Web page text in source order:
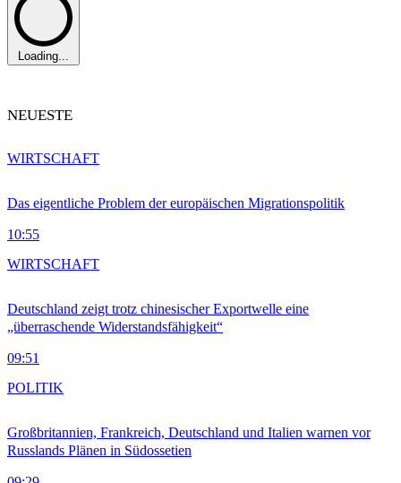
Loading...
NEUESTE
Das eigentliche Problem der europäischen Migrationspolitik
10:55
WIRTSCHAFT
Deutschland zeigt trotz chinesischer Exportwelle eine
„überraschende Widerstandsfähigkeit“
09:51
WIRTSCHAFT
Großbritannien, Frankreich, Deutschland und Italien warnen vor
Russlands Plänen in Südossetien
POLITIK